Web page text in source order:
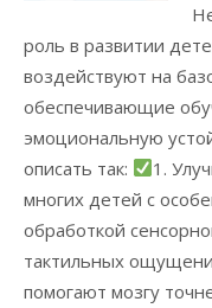
роль в развитии
воздействуют на
обеспечивающие
эмоциональную
описать так:
1.
многих детей с
обработкой
тактильных
помогают мозгу